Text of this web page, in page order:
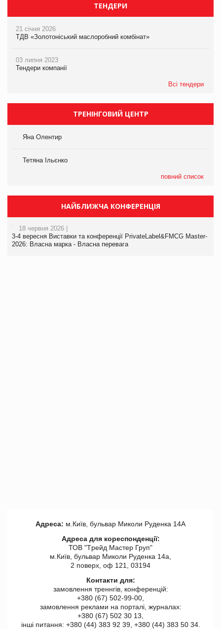
ТЕНДЕРИ
21 січня 2026
ТДВ «Золотоніський маслоробний комбінат»
03 липня 2023
Тендери компанії
Всі тендери
ТРЕНІНГОВИЙ ЦЕНТР
Яна Олентир
Тетяна Ільєнко
повний список
НАЙБЛИЖЧА КОНФЕРЕНЦІЯ
18 червня 2026 |
3-4 вересня Виставки та конференції PrivateLabel&FMCG Master-
2026: Власна марка - Власна перевага
Адреса: м.Київ, бульвар Миколи Руденка 14А
Адреса для кореспонденції:
ТОВ "Tрейд Мастер Груп"
м.Київ, бульвар Миколи Руденка 14а,
2 поверх, оф 121, 03194
Контакти для:
замовлення треннгів, конференцій:
+380 (67) 502-99-00,
замовлення реклами на порталі, журналах:
+380 (67) 502 30 13,
інші питання: +380 (44) 383 92 39, +380 (44) 383 50 34.